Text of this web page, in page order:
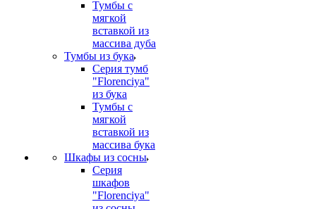
Тумбы с
мягкой
вставкой из
массива дуба
Тумбы из бука
Серия тумб
"Florenciya"
из бука
Тумбы с
мягкой
вставкой из
массива бука
Шкафы из сосны
Серия
шкафов
"Florenciya"